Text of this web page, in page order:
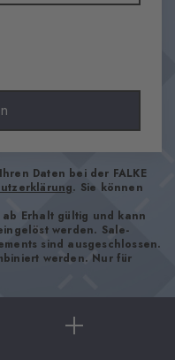
Daten bei der FALKE
. Sie können
Erhalt gültig und kann
werden. Sale-
sind ausgeschlossen.
werden. Nur für